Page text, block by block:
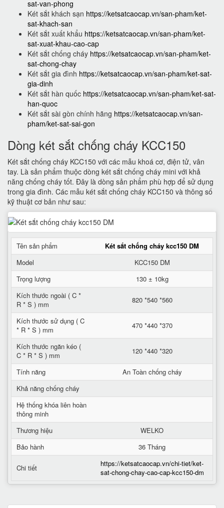
sat-van-phong
Két sắt khách sạn https://ketsatcaocap.vn/san-pham/ket-
sat-khach-san
Két sắt xuất khẩu https://ketsatcaocap.vn/san-pham/ket-
sat-xuat-khau-cao-cap
Két sắt chống cháy https://ketsatcaocap.vn/san-pham/ket-
sat-chong-chay
Két sắt gia đình https://ketsatcaocap.vn/san-pham/ket-sat-
gia-dinh
Két sắt hàn quốc https://ketsatcaocap.vn/san-pham/ket-sat-
han-quoc
Két sắt sài gòn chính hãng https://ketsatcaocap.vn/san-
pham/ket-sat-sai-gon
Dòng két sắt chống cháy KCC150
Két sắt chống cháy KCC150 với các mẫu khoá cơ, điện tử, vân
tay. Là sản phẩm thuộc dòng két sắt chống cháy mini với khả
năng chống cháy tốt. Đây là dòng sản phẩm phù hợp để sử dụng
trong gia đình. Các mẫu két sắt chống cháy KCC150 và thông số
kỹ thuật cơ bản như sau:
Tên sản phẩm
Két sắt chống cháy kcc150 DM
Model
KCC150 DM
Trọng lượng
130 ± 10kg
Kích thước ngoài ( C *
R * S ) mm
820 *540 *560
Kích thước sử dụng ( C
* R * S ) mm
470 *440 *370
Kích thước ngăn kéo (
C * R * S ) mm
120 *440 *320
Tính năng
An Toàn chống cháy
Khả năng chống cháy
Hệ thống khóa liên hoàn
thông minh
Thương hiệu
WELKO
Bảo hành
36 Tháng
Chi tiết
https://ketsatcaocap.vn/chi-tiet/ket-
sat-chong-chay-cao-cap-kcc150-dm